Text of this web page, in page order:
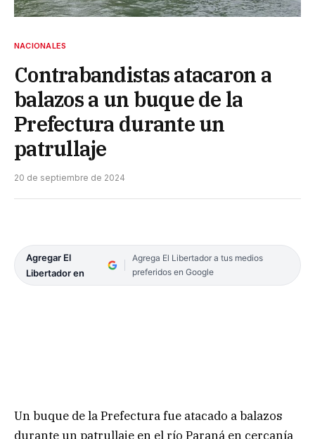
NACIONALES
Contrabandistas atacaron a
balazos a un buque de la
Prefectura durante un
patrullaje
20 de septiembre de 2024
Agregar El
Libertador en
Agrega El Libertador a tus medios
preferidos en Google
Un buque de la Prefectura fue atacado a balazos
durante un patrullaje en el río Paraná en cercanía